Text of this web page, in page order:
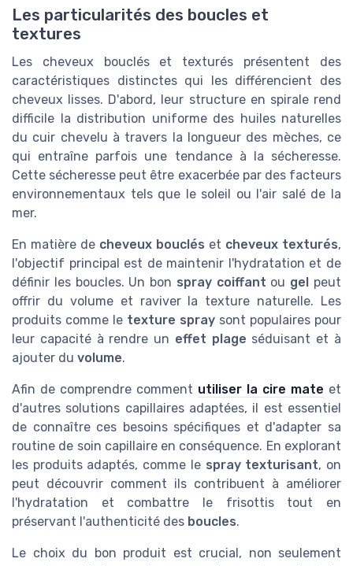
Les particularités des boucles et
textures
Les cheveux bouclés et texturés présentent des
caractéristiques distinctes qui les différencient des
cheveux lisses. D'abord, leur structure en spirale rend
difficile la distribution uniforme des huiles naturelles
du cuir chevelu à travers la longueur des mèches, ce
qui entraîne parfois une tendance à la sécheresse.
Cette sécheresse peut être exacerbée par des facteurs
environnementaux tels que le soleil ou l'air salé de la
mer.
En matière de cheveux bouclés et cheveux texturés,
l'objectif principal est de maintenir l'hydratation et de
définir les boucles. Un bon spray coiffant ou gel
peut
offrir du volume et raviver la texture naturelle. Les
produits comme le texture spray sont populaires pour
leur capacité à rendre un effet plage séduisant et à
ajouter du volume.
Afin de comprendre comment utiliser la cire mate et
d'autres solutions capillaires adaptées, il est essentiel
de connaître ces besoins spécifiques et d'adapter sa
routine de soin capillaire en conséquence. En explorant
les produits adaptés, comme le spray texturisant, on
peut découvrir comment ils contribuent à améliorer
l'hydratation et combattre le frisottis tout en
préservant l'authenticité des boucles.
Le choix du bon produit est crucial, non seulement